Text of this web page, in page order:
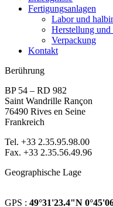
Fertigungsanlagen
Labor und
Herstellung und
Verpackung
Kontakt
Berührung
BP 54 – RD 982
Saint Wandrille Rançon
76490 Rives en Seine
Frankreich
Tel. +33 2.35.95.98.00
Fax. +33 2.35.56.49.96
Geographische Lage
GPS : 49°31'23.4"N